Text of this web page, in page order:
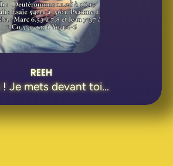
REEH
! Je mets devant toi...